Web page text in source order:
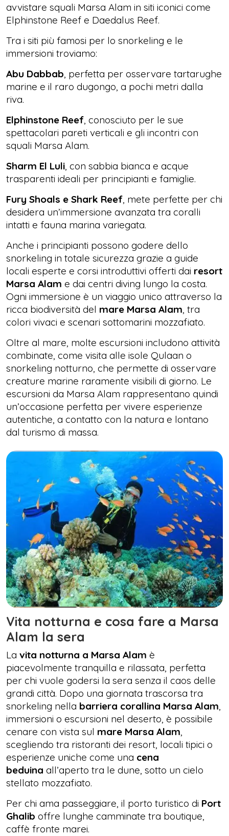
avvistare squali Marsa Alam in siti iconici come
Elphinstone Reef e Daedalus Reef.
Tra i siti più famosi per lo snorkeling e le
immersioni troviamo:
Abu Dabbab, perfetta per osservare tartarughe
marine e il raro dugongo, a pochi metri dalla
riva.
Elphinstone Reef, conosciuto per le sue
spettacolari pareti verticali e gli incontri con
squali Marsa Alam.
Sharm El Luli, con sabbia bianca e acque
trasparenti ideali per principianti e famiglie.
Fury Shoals e Shark Reef, mete perfette per chi
desidera un’immersione avanzata tra coralli
intatti e fauna marina variegata.
Anche i principianti possono godere dello
snorkeling in totale sicurezza grazie a guide
locali esperte e corsi introduttivi offerti dai resort
Marsa Alam e dai centri diving lungo la costa.
Ogni immersione è un viaggio unico attraverso la
ricca biodiversità del mare Marsa Alam, tra
colori vivaci e scenari sottomarini mozzafiato.
Oltre al mare, molte escursioni includono attività
combinate, come visita alle isole Qulaan o
snorkeling notturno, che permette di osservare
creature marine raramente visibili di giorno. Le
escursioni da Marsa Alam rappresentano quindi
un’occasione perfetta per vivere esperienze
autentiche, a contatto con la natura e lontano
dal turismo di massa.
Vita notturna e cosa fare a Marsa
Alam la sera
La vita notturna a Marsa Alam è
piacevolmente tranquilla e rilassata, perfetta
per chi vuole godersi la sera senza il caos delle
grandi città. Dopo una giornata trascorsa tra
snorkeling nella barriera corallina Marsa Alam,
immersioni o escursioni nel deserto, è possibile
cenare con vista sul mare Marsa Alam,
scegliendo tra ristoranti dei resort, locali tipici o
esperienze uniche come una cena
beduina all’aperto tra le dune, sotto un cielo
stellato mozzafiato.
Per chi ama passeggiare, il porto turistico di Port
Ghalib offre lunghe camminate tra boutique,
caffè fronte marei.